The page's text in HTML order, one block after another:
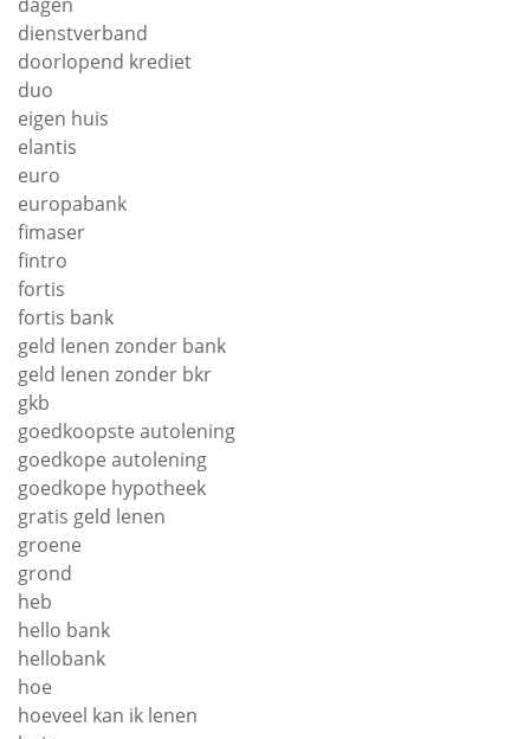
dagen
dienstverband
doorlopend krediet
duo
eigen huis
elantis
euro
europabank
fimaser
fintro
fortis
fortis bank
geld lenen zonder bank
geld lenen zonder bkr
gkb
goedkoopste autolening
goedkope autolening
goedkope hypotheek
gratis geld lenen
groene
grond
heb
hello bank
hellobank
hoe
hoeveel kan ik lenen